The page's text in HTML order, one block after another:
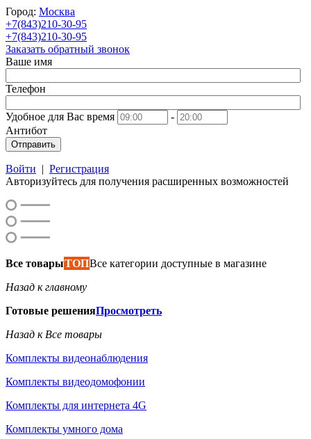
Город: Москва
+7(843)210-30-95
+7(843)210-30-95
Заказать обратный звонок
Ваше имя
Телефон
Удобное для Вас время
-
Антибот
Отправить
Войти | Регистрация
Авторизуйтесь для получения расширенных возможностей
Все товарыТОПВсе категории доступные в магазине
Назад к главному
Готовые решенияПросмотреть
Назад к Все товары
Комплекты видеонаблюдения
Комплекты видеодомофонии
Комплекты для интернета 4G
Комплекты умного дома